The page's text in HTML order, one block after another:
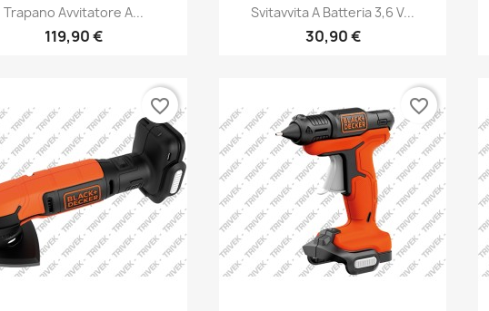
Trapano Avvitatore A...
119,90 €
Svitavvita A Batteria 3,6 V...
30,90 €
favorite_border favorite_border